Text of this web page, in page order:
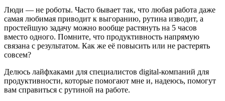
Люди — не роботы. Часто бывает так, что любая работа даже
самая любимая приводит к выгоранию, рутина изводит, а
простейшую задачу можно вообще растянуть на 5 часов
вместо одного. Помните, что продуктивность напрямую
связана с результатом. Как же её повысить или не растерять
совсем?
Делюсь лайфхаками для специалистов digital-компаний для
продуктивности, которые помогают мне и, надеюсь, помогут
вам справиться с рутиной на работе.